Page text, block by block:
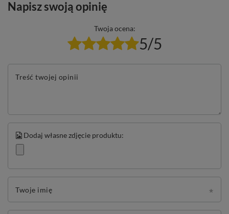
Napisz swoją opinię
Twoja ocena:
5/5
Treść twojej opinii
Dodaj własne zdjęcie produktu:
Twoje imię